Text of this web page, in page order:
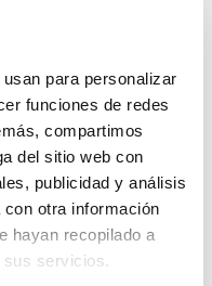
para personalizar
funciones de redes
compartimos
del sitio web con
publicidad y análisis
otra información
hayan recopilado a
servicios.
trofeu malgrat
en el seu
partit a la seua
dels
i